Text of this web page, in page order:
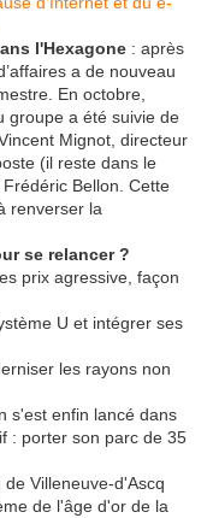
l'Hexagone : après
a de nouveau
En octobre,
groupe a été suivie de
Mignot, directeur
(il reste dans le
Bellon. Cette
renverser la
se relancer ?
prix agressive, façon
U et intégrer ses
les rayons non
s'est enfin lancé dans
: porter son parc de 35
Villeneuve-d'Ascq
de l'âge d'or de la